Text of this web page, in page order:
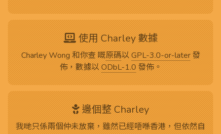
使用 Charley 數據
Charley Wong 和你查 嘅原碼以GPL-3.0-or-later發
佈，數據以ODbL-1.0發佈。
邊個整 Charley
我哋只係兩個仲未放棄，雖然已經唔喺香港，但依然自